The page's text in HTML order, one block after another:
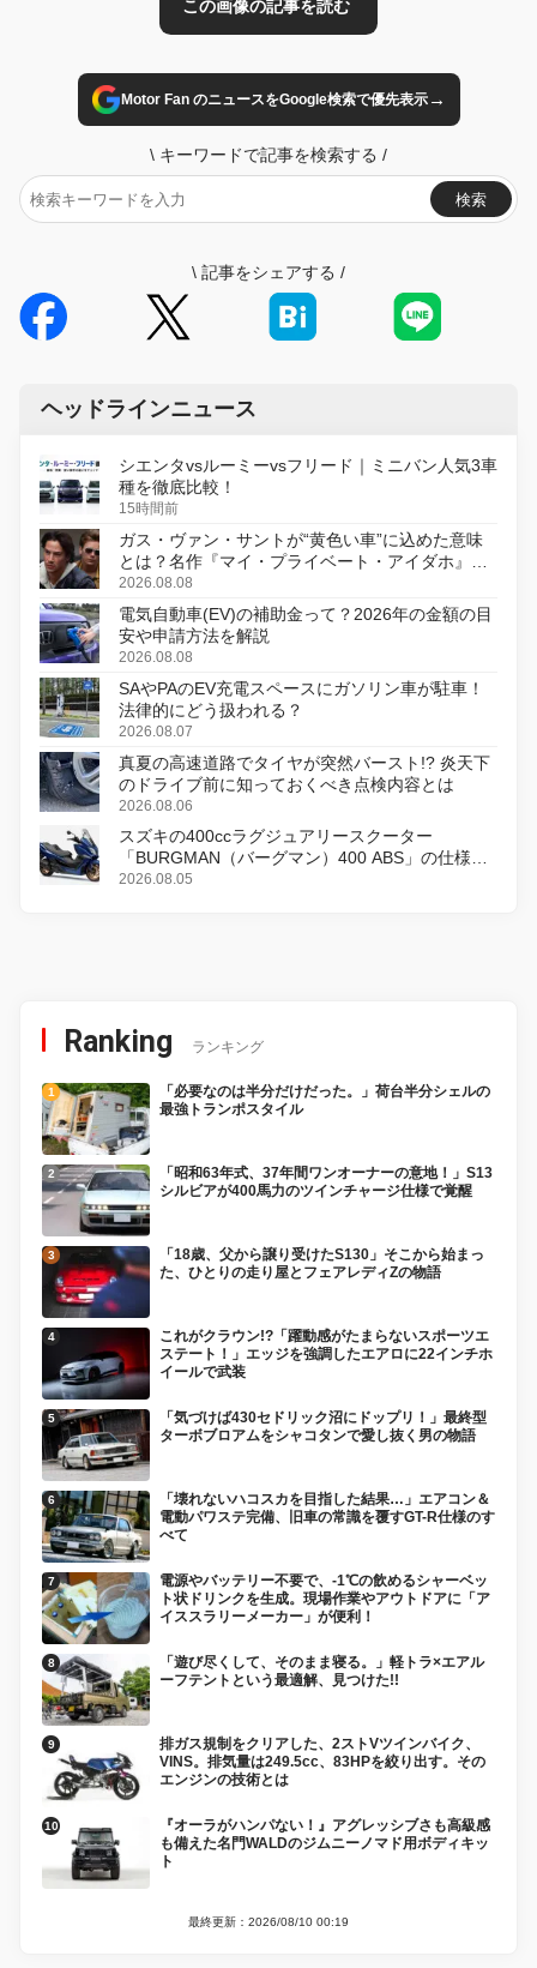
Motor Fan のニュースをGoogle検索で優先表示→
\ キーワードで記事を検索する /
検索
\ 記事をシェアする /
ヘッドラインニュース
シエンタvsルーミーvsフリード｜ミニバン人気3車
種を徹底比較！
15時間前
ガス・ヴァン・サントが“黄色い車”に込めた意味
とは？名作『マイ・プライベート・アイダホ』が
初のデジタルリマスター版で復活
2026.08.08
電気自動車(EV)の補助金って？2026年の金額の目
安や申請方法を解説
2026.08.08
SAやPAのEV充電スペースにガソリン車が駐車！
法律的にどう扱われる？
2026.08.07
真夏の高速道路でタイヤが突然バースト!? 炎天下
のドライブ前に知っておくべき点検内容とは
2026.08.06
スズキの400ccラグジュアリースクーター
「BURGMAN（バーグマン）400 ABS」の仕様を
変更し、8月18日に発売
2026.08.05
Ranking ランキング
「必要なのは半分だけだった。」荷台半分シェルの
最強トランポスタイル
「昭和63年式、37年間ワンオーナーの意地！」S13
シルビアが400馬力のツインチャージ仕様で覚醒
「18歳、父から譲り受けたS130」そこから始まっ
た、ひとりの走り屋とフェアレディZの物語
これがクラウン!?「躍動感がたまらないスポーツエ
ステート！」エッジを強調したエアロに22インチホ
イールで武装
「気づけば430セドリック沼にドップリ！」最終型
ターボブロアムをシャコタンで愛し抜く男の物語
「壊れないハコスカを目指した結果…」エアコン＆
電動パワステ完備、旧車の常識を覆すGT-R仕様のす
べて
電源やバッテリー不要で、-1℃の飲めるシャーベッ
ト状ドリンクを生成。現場作業やアウトドアに「ア
イススラリーメーカー」が便利！
「遊び尽くして、そのまま寝る。」軽トラ×エアル
ーフテントという最適解、見つけた!!
排ガス規制をクリアした、2ストVツインバイク、
VINS。排気量は249.5cc、83HPを絞り出す。その
エンジンの技術とは
『オーラがハンパない！』アグレッシブさも高級感
も備えた名門WALDのジムニーノマド用ボディキッ
ト
最終更新：2026/08/10 00:19